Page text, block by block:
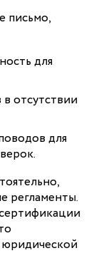
письмо,
для
отсутствии
для
регламенты.